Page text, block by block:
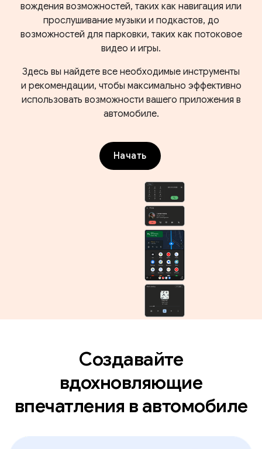
вождения возможностей, таких как навигация или
прослушивание музыки и подкастов, до
возможностей для парковки, таких как потоковое
видео и игры.
Здесь вы найдете все необходимые инструменты
и рекомендации, чтобы максимально эффективно
использовать возможности вашего приложения в
автомобиле.
Начать
Создавайте
вдохновляющие
впечатления в автомобиле